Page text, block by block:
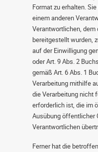
Format zu erhalten.
einem anderen
Verantwortlichen, dem
bereitgestellt wurden,
auf der Einwilligung
oder Art. 9 Abs. 2
gemäß Art. 6 Abs. 1
Verarbeitung mithilfe
die Verarbeitung nicht
erforderlich ist, die im
Ausübung öffentlicher
Verantwortlichen
Ferner hat die